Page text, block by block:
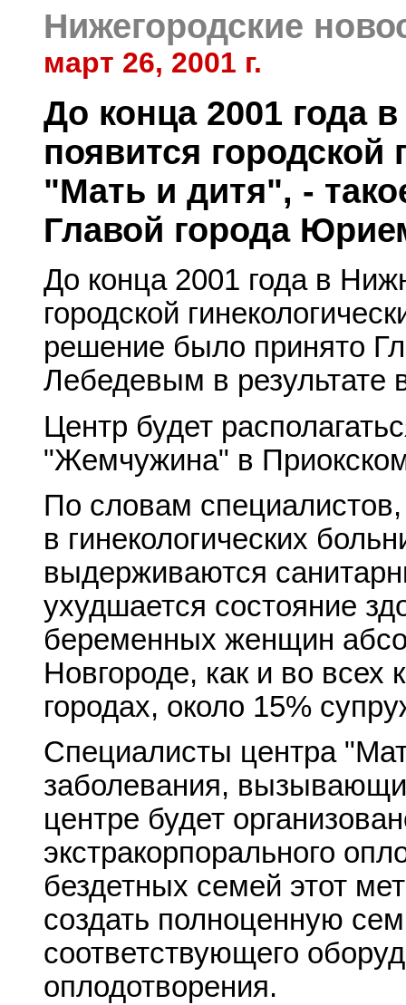
Нижегородские
март 26, 2001 г.
До конца 2001 года
появится городской
"Мать и дитя", -
Главой города
До конца 2001 года в
городской
решение было принято
Лебедевым в результате
Центр будет
"Жемчужина" в
По словам
в гинекологических
выдерживаются
ухудшается состояние
беременных женщин
Новгороде, как и во
городах, около 15%
Специалисты центра
заболевания,
центре будет
экстракорпорального
бездетных семей этот
создать полноценную
соответствующего
оплодотворения.